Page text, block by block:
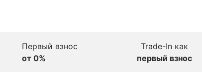
Первый взнос
от 0%
Trade-In как
первый взнос